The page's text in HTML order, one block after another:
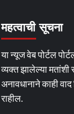
महत्वाची सूचना
या न्यूज वेब पोर्टल
व्यक्त झालेल्या
अनावधानाने काही वाद
राहील.